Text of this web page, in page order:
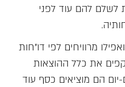
לשלם להם עוד לפני
מרוויחים לפי דו"חות
את כלל ההוצאות
יום הם מוציאים כסף עוד